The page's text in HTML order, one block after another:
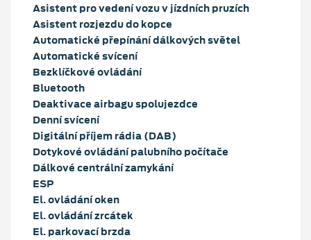
Asistent pro vedení vozu v jízdních pruzích
Asistent rozjezdu do kopce
Automatické přepínání dálkových světel
Automatické svícení
Bezklíčkové ovládání
Bluetooth
Deaktivace airbagu spolujezdce
Denní svícení
Digitální příjem rádia (DAB)
Dotykové ovládání palubního počítače
Dálkové centrální zamykání
ESP
El. ovládání oken
El. ovládání zrcátek
El. parkovací brzda